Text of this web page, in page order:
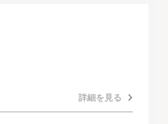
詳細を見る